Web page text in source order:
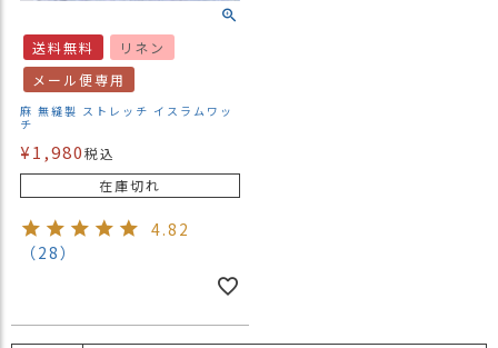
送料無料
リネン
メール便専用
麻 無縫製 ストレッチ イスラムワッ
チ
¥1,980税込
在庫切れ
4.82
（28）